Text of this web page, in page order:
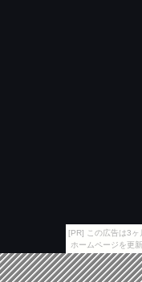
[PR] この広告は3ヶ
ホームページを更